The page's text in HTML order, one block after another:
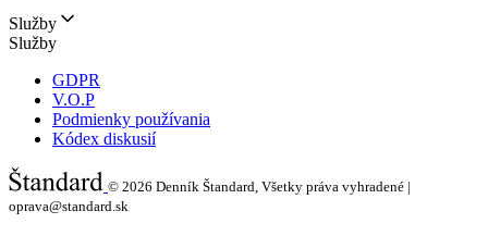
Služby
Služby
GDPR
V.O.P
Podmienky používania
Kódex diskusií
© 2026 Denník Štandard, Všetky práva vyhradené |
oprava@standard.sk